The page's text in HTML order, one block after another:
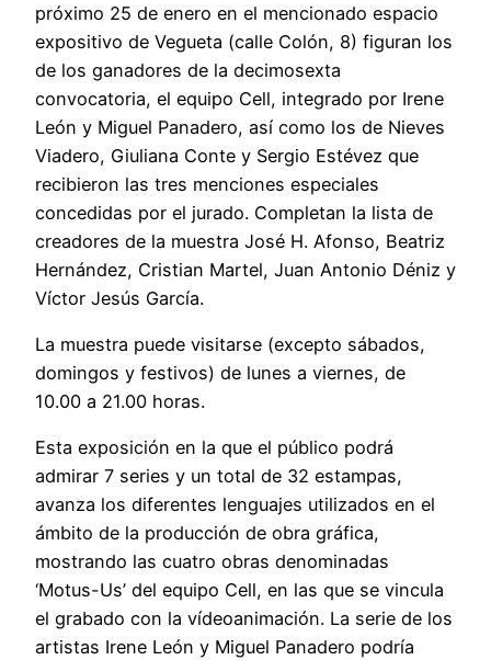
próximo 25 de enero en el mencionado espacio
expositivo de Vegueta (calle Colón, 8) figuran los
de los ganadores de la decimosexta
convocatoria, el equipo Cell, integrado por Irene
León y Miguel Panadero, así como los de Nieves
Viadero, Giuliana Conte y Sergio Estévez que
recibieron las tres menciones especiales
concedidas por el jurado. Completan la lista de
creadores de la muestra José H. Afonso, Beatriz
Hernández, Cristian Martel, Juan Antonio Déniz y
Víctor Jesús García.
La muestra puede visitarse (excepto sábados,
domingos y festivos) de lunes a viernes, de
10.00 a 21.00 horas.
Esta exposición en la que el público podrá
admirar 7 series y un total de 32 estampas,
avanza los diferentes lenguajes utilizados en el
ámbito de la producción de obra gráfica,
mostrando las cuatro obras denominadas
‘Motus-Us’ del equipo Cell, en las que se vincula
el grabado con la vídeoanimación. La serie de los
artistas Irene León y Miguel Panadero podría